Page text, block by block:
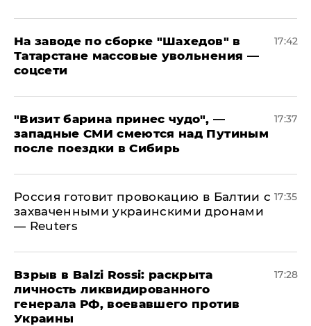
На заводе по сборке "Шахедов" в
Татарстане массовые увольнения —
соцсети
17:42
"Визит барина принес чудо", —
западные СМИ смеются над Путиным
после поездки в Сибирь
17:37
​Россия готовит провокацию в Балтии с
захваченными украинскими дронами
— Reuters
17:35
​Взрыв в Balzi Rossi: раскрыта
личность ликвидированного
генерала РФ, воевавшего против
Украины
17:28